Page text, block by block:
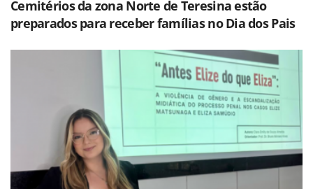
Cemitérios da zona Norte de Teresina estão
preparados para receber famílias no Dia dos Pais